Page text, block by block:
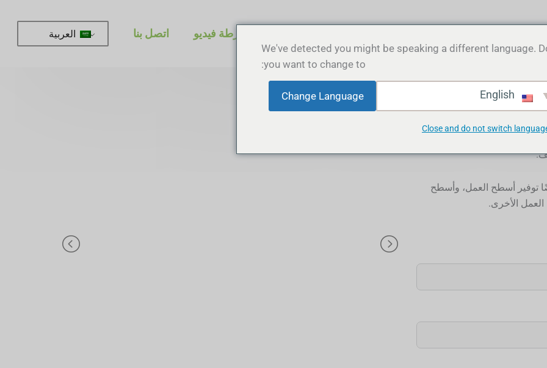
أشرطة فيديو اتصل بنا العربية
توفير أسطح العمل، وأسطح
الأخرى.
We've detected you might be speaking a different language.
you want to change to:
Change Language
Close and do not switch